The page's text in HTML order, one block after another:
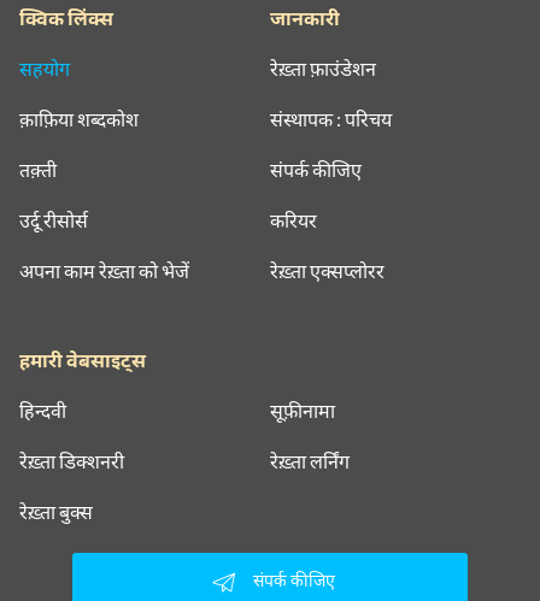
क्विक लिंक्स
सहयोग
क़ाफ़िया शब्दकोश
तक़्ती
उर्दू रीसोर्स
अपना काम रेख़्ता को भेजें
जानकारी
रेख़्ता फ़ाउंडेशन
संस्थापक : परिचय
संपर्क कीजिए
करियर
रेख़्ता एक्सप्लोरर
हमारी वेबसाइट्स
हिन्दवी सूफ़ीनामा
रेख़्ता डिक्शनरी रेख़्ता लर्निंग
रेख़्ता बुक्स
संपर्क कीजिए